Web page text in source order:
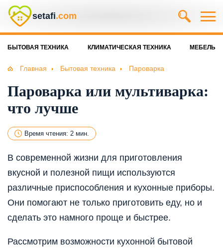
setafi.com
БЫТОВАЯ ТЕХНИКА КЛИМАТИЧЕСКАЯ ТЕХНИКА МЕБЕЛЬ
Главная Бытовая техника Пароварка
Пароварка или мультиварка:
что лучше
Время чтения: 2 мин.
В современной жизни для приготовления
вкусной и полезной пищи используются
различные приспособления и кухонные приборы.
Они помогают не только приготовить еду, но и
сделать это намного проще и быстрее.
Рассмотрим возможности кухонной бытовой